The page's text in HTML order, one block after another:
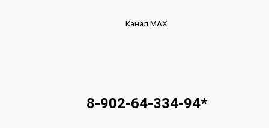
Канал МАХ
8-902-64-334-94*